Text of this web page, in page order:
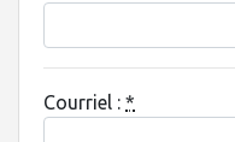
Courriel : *